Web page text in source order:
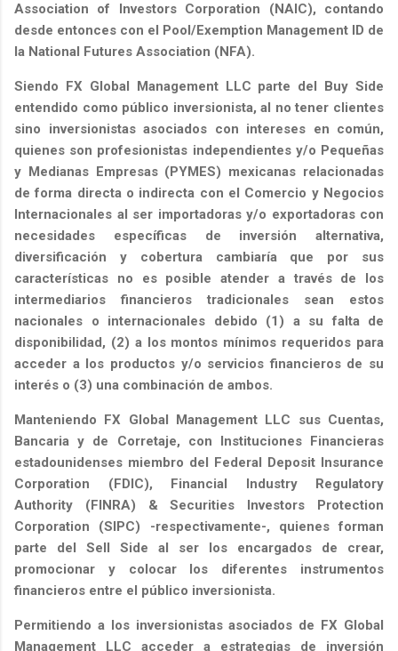
Association of Investors Corporation (NAIC), contando
desde entonces con el Pool/Exemption Management ID de
la National Futures Association (NFA).
Siendo FX Global Management LLC parte del Buy Side
entendido como público inversionista, al no tener clientes
sino inversionistas asociados con intereses en común,
quienes son profesionistas independientes y/o Pequeñas
y Medianas Empresas (PYMES) mexicanas relacionadas
de forma directa o indirecta con el Comercio y Negocios
Internacionales al ser importadoras y/o exportadoras con
necesidades específicas de inversión alternativa,
diversificación y cobertura cambiaría que por sus
características no es posible atender a través de los
intermediarios financieros tradicionales sean estos
nacionales o internacionales debido (1) a su falta de
disponibilidad, (2) a los montos mínimos requeridos para
acceder a los productos y/o servicios financieros de su
interés o (3) una combinación de ambos.
Manteniendo FX Global Management LLC sus Cuentas,
Bancaria y de Corretaje, con Instituciones Financieras
estadounidenses miembro del Federal Deposit Insurance
Corporation (FDIC), Financial Industry Regulatory
Authority (FINRA) & Securities Investors Protection
Corporation (SIPC) -respectivamente-, quienes forman
parte del Sell Side al ser los encargados de crear,
promocionar y colocar los diferentes instrumentos
financieros entre el público inversionista.
Permitiendo a los inversionistas asociados de FX Global
Management LLC acceder a estrategias de inversión